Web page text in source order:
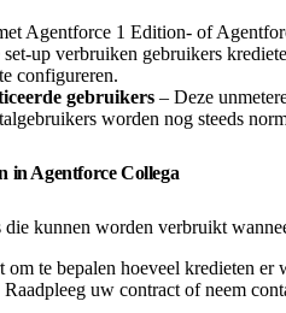
Agentforce 1 Edition- of
up verbruiken gebruikers
configureren.
gebruikers – Deze
worden nog steeds
in Agentforce Collega
kunnen worden verbruikt
om te bepalen hoeveel kredieten
uw contract of neem